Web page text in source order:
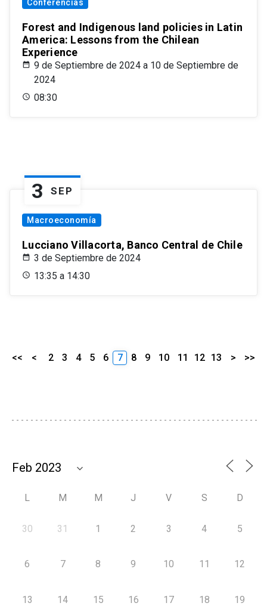
Conferencias
Forest and Indigenous land policies in Latin
America: Lessons from the Chilean
Experience
9 de Septiembre de 2024 a 10 de Septiembre de
2024
08:30
3 SEP
Macroeconomía
Lucciano Villacorta, Banco Central de Chile
3 de Septiembre de 2024
13:35 a 14:30
<< < 2 3 4 5 6 7 8 9 10 11 12 13 > >>
L M M J V S D
30 31 1 2 3 4 5
6 7 8 9 10 11 12
13 14 15 16 17 18 19